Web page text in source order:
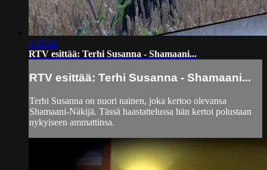
1:03:02
RTV esittää: Terhi Susanna - Shamaani...
RTV esittää: Terhi Susanna - Shamaani...
Terhi Susanna on nuori nainen, joka kertoo olevansa
Shamaani-Näkijä. Tässä haastattelussa hän kertoi polustaan
nykyiseen ammattinsa.